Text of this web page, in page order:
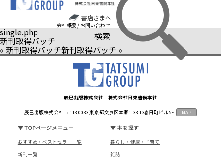
書店さまへ
会社概要 / お問い合わせ
検索
single.php
新刊取得バッチ
« 新刊取得バッチ新刊取得バッチ »
辰巳出版株式会社 株式会社日東書院本社
辰巳出版株式会社 〒113-0033 東京都文京区本郷1-33-13春日町ビル5F MAP
▼TOPページメニュー
おすすめ・ベストセラー一覧
新刊一覧
▼本を探す
暮らし・健康・子育て
雑誌